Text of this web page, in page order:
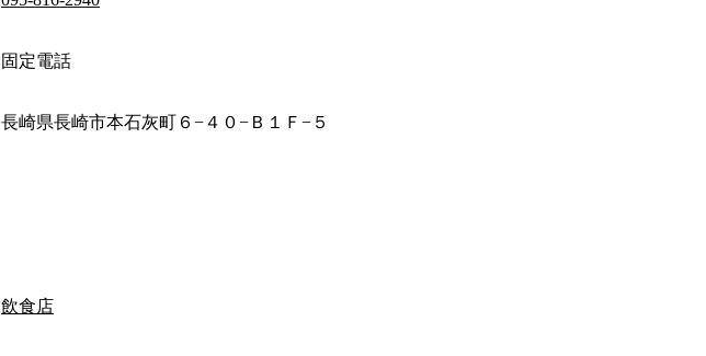
固定電話
長崎県長崎市本石灰町６−４０−Ｂ１Ｆ−５
飲食店